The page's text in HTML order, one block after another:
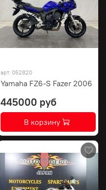
арт. 052820
Yamaha FZ6-S Fazer 2006
445000 руб
В корзину